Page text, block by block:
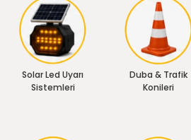
Solar Led Uyarı
Sistemleri
Duba & Trafik
Konileri